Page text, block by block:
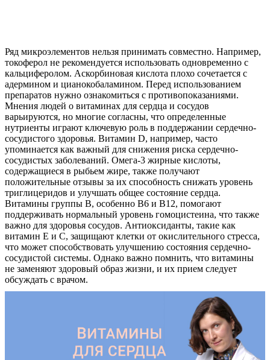
Ряд микроэлементов нельзя принимать совместно. Например,
токоферол не рекомендуется использовать одновременно с
кальциферолом. Аскорбиновая кислота плохо сочетается с
адермином и цианокобаламином. Перед использованием
препаратов нужно ознакомиться с противопоказаниями.
Мнения людей о витаминах для сердца и сосудов
варьируются, но многие согласны, что определенные
нутриенты играют ключевую роль в поддержании сердечно-
сосудистого здоровья. Витамин D, например, часто
упоминается как важный для снижения риска сердечно-
сосудистых заболеваний. Омега-3 жирные кислоты,
содержащиеся в рыбьем жире, также получают
положительные отзывы за их способность снижать уровень
триглицеридов и улучшать общее состояние сердца.
Витамины группы B, особенно B6 и B12, помогают
поддерживать нормальный уровень гомоцистеина, что также
важно для здоровья сосудов. Антиоксиданты, такие как
витамин E и C, защищают клетки от окислительного стресса,
что может способствовать улучшению состояния сердечно-
сосудистой системы. Однако важно помнить, что витамины
не заменяют здоровый образ жизни, и их прием следует
обсуждать с врачом.